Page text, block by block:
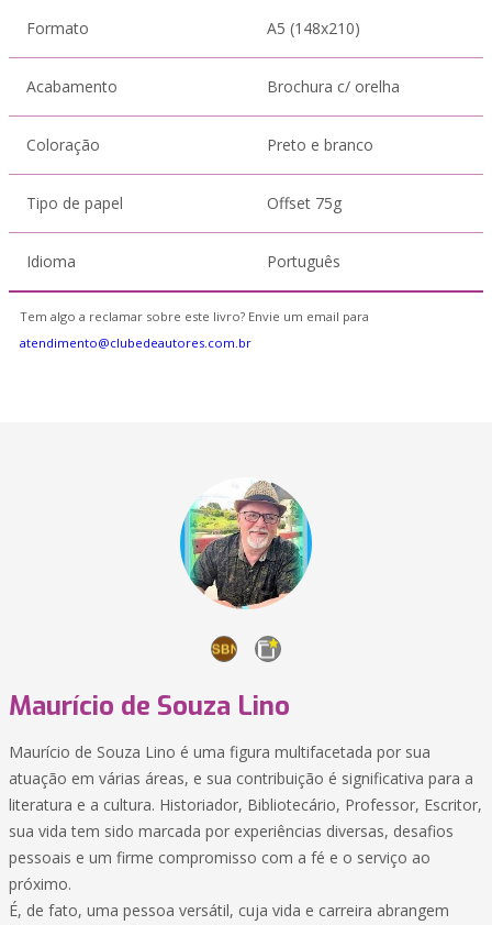
Formato A5 (148x210)
Acabamento Brochura c/ orelha
Coloração Preto e branco
Tipo de papel Offset 75g
Idioma Português
Tem algo a reclamar sobre este livro? Envie um email para
atendimento@clubedeautores.com.br
Maurício de Souza Lino
Maurício de Souza Lino é uma figura multifacetada por sua
atuação em várias áreas, e sua contribuição é significativa para a
literatura e a cultura. Historiador, Bibliotecário, Professor, Escritor,
sua vida tem sido marcada por experiências diversas, desafios
pessoais e um firme compromisso com a fé e o serviço ao
próximo.
É, de fato, uma pessoa versátil, cuja vida e carreira abrangem